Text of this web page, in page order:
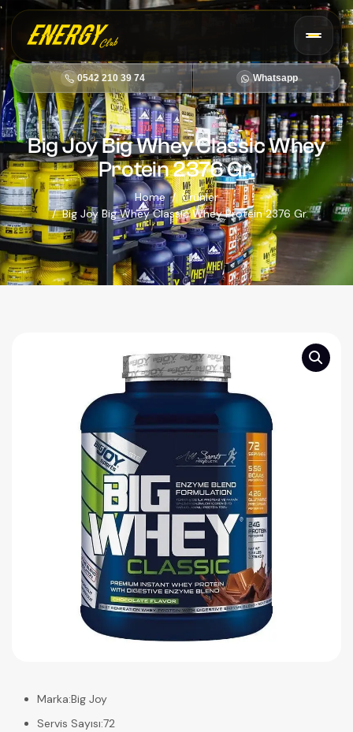
Big Joy Big Whey Classic Whey
Protein 2376 Gr.
Home
Ürünler
Big Joy Big Whey Classic Whey Protein 2376 Gr.
Marka:Big Joy
Servis Sayısı:72
0542 210 39 74